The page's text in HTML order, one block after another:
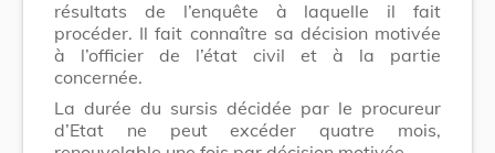
résultats de l’enquête à laquelle il fait
procéder. Il fait connaître sa décision motivée
à l’officier de l’état civil et à la partie
concernée.
La durée du sursis décidée par le procureur
d’Etat ne peut excéder quatre mois,